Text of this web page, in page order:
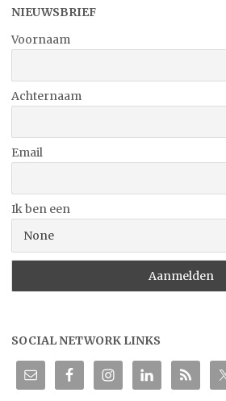
NIEUWSBRIEF
Voornaam
Achternaam
Email
Ik ben een
SOCIAL NETWORK LINKS